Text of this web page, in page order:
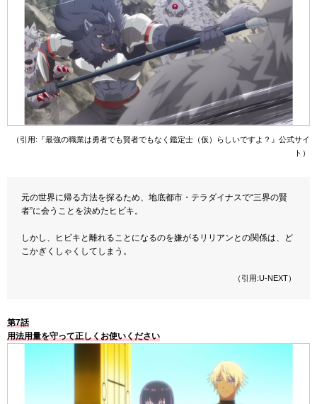
（引用:『最強の職業は勇者でも賢者でもなく鑑定士（仮）らしいですよ？』公式サイ
ト）
元の世界に帰る方法を探るため、地底都市・テラダイナスで“三界の賢
者”に会うことを決めたヒビキ。
しかし、ヒビキと離れることになるのを嫌がるリリアンとの関係は、ど
こかぎくしゃくしてしまう。
（引用:U-NEXT）
第7話
用法用量を守って正しくお使いください